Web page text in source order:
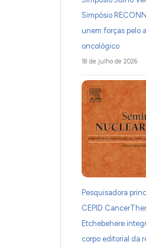
Simpósio
unem forças pelo
oncológico
18 de julho de 2026
Pesquisadora
CEPID
Etchebehere
corpo editorial da